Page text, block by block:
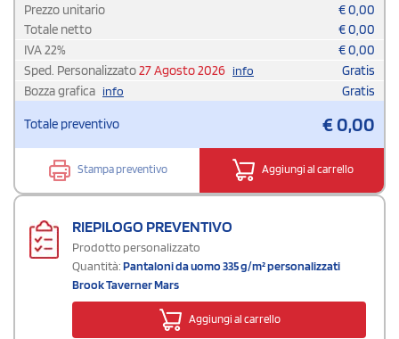
Prezzo unitario €0,00
Totale netto
€0,00
IVA22% €0,00
Sped. Personalizzato27 Agosto 2026 info
Gratis
Bozza grafica info Gratis
Totale preventivo €0,00
Stampa preventivo Aggiungi al carrello
RIEPILOGO PREVENTIVO
Prodotto personalizzato
Quantità:Pantaloni da uomo 335 g/m² personalizzati
Brook Taverner Mars
Aggiungi al carrello